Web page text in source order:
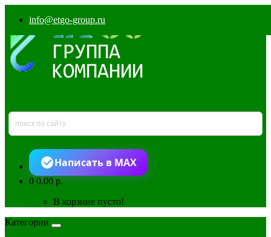
info@etgo-group.ru
Написать в MAX
00.00 р.
В корзине пусто!
Категории